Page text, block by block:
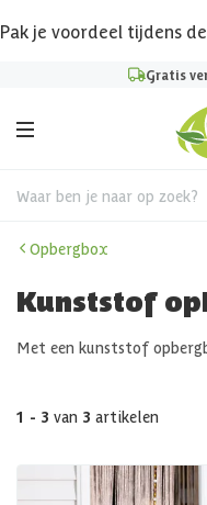
Pak je voordeel tijdens de
Gratis
Waar ben je naar op zoek?
Opbergbox
Kunststof
Met een kunststof
onoverdekt plekje buiten
1 - 3 van 3 artikelen